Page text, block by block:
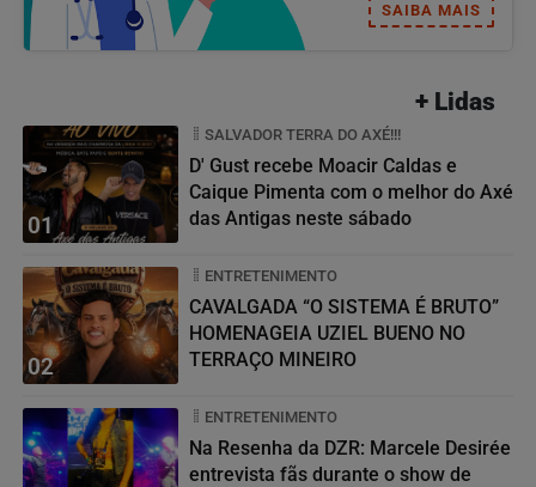
SAIBA MAIS
+ Lidas
01
SALVADOR TERRA DO AXÉ!!!
D' Gust recebe Moacir Caldas e
Caique Pimenta com o melhor do Axé
das Antigas neste sábado
02
ENTRETENIMENTO
CAVALGADA “O SISTEMA É BRUTO”
HOMENAGEIA UZIEL BUENO NO
TERRAÇO MINEIRO
ENTRETENIMENTO
Na Resenha da DZR: Marcele Desirée
entrevista fãs durante o show de